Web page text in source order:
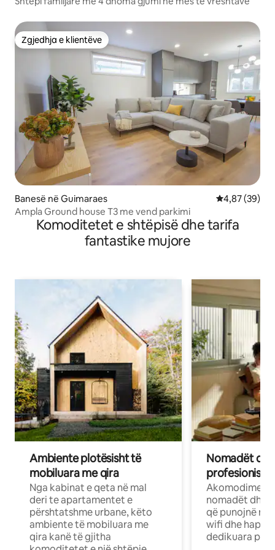
Zgjedhja e klientëve
Zgjedhja e klientëve
Banesë në Guimaraes Vlerësimi
4,87 (39)
Ampla Ground house T3 me vend parkimi
Komoditetet e shtëpisë dhe tarifa
fantastike mujore
Ambiente plotësisht të
mobiluara me qira
Nga kabinat e qeta në mal
deri te apartamentet e
përshtatshme urbane, këto
ambiente të mobiluara me
qira kanë të gjitha
Nomadët
Akomodime
nomadët dhe
që punojnë në
wifi dhe
dedikuara